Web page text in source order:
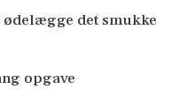
det smukke
opgave